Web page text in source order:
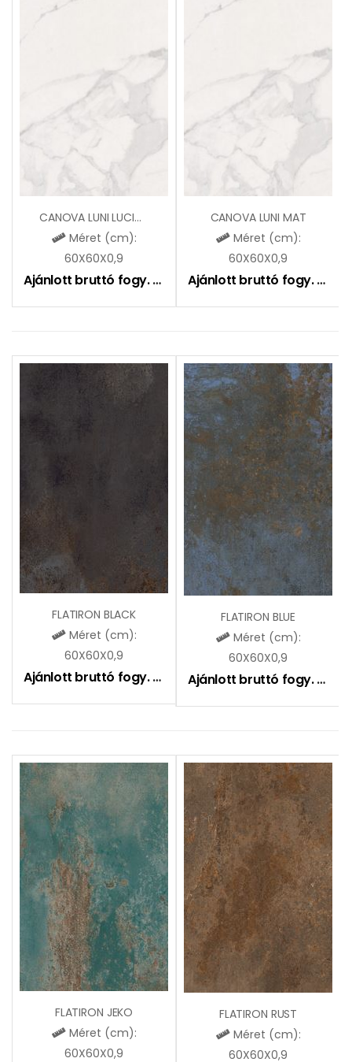
CANOVA LUNI LUCIDO
Méret (cm):
60X60X0,9
Ajánlott bruttó fogy. ár: 16990Ft
CANOVA LUNI MAT
Méret (cm):
60X60X0,9
Ajánlott bruttó fogy. ár:
FLATIRON BLACK
Méret (cm):
60X60X0,9
Ajánlott bruttó fogy. ár: 9490Ft
FLATIRON BLUE
Méret (cm):
60X60X0,9
Ajánlott bruttó fogy. ár:
FLATIRON JEKO
Méret (cm):
60X60X0,9
FLATIRON RUST
Méret (cm):
60X60X0,9